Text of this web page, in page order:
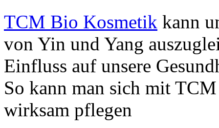
TCM Bio Kosmetik kann
von Yin und Yang
Einfluss auf unsere
So kann man sich mit
wirksam pflegen